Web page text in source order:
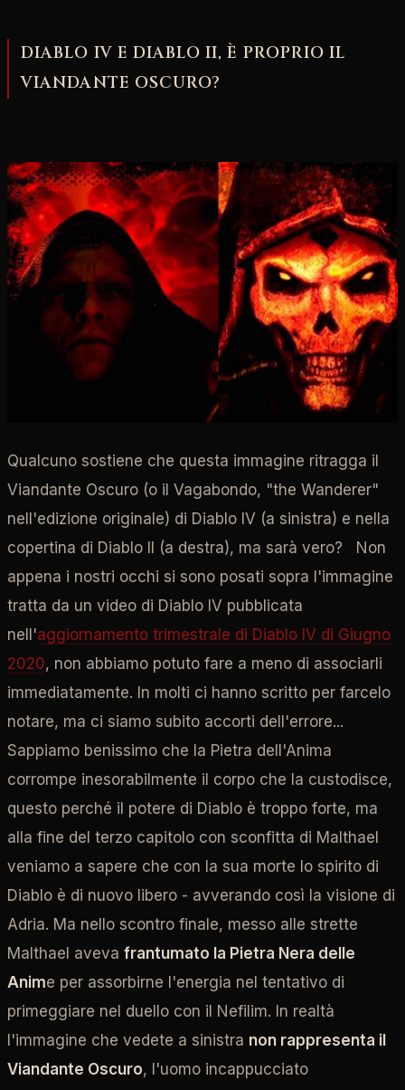
DIABLO IV E DIABLO II, È PROPRIO IL
VIANDANTE OSCURO?
Qualcuno sostiene che questa immagine ritragga il
Viandante Oscuro (o il Vagabondo, "the Wanderer"
nell'edizione originale) di Diablo IV (a sinistra) e nella
copertina di Diablo II (a destra), ma sarà vero? Non
appena i nostri occhi si sono posati sopra l'immagine
tratta da un video di Diablo IV pubblicata
nell'aggiornamento trimestrale di Diablo IV di Giugno
2020, non abbiamo potuto fare a meno di associarli
immediatamente. In molti ci hanno scritto per farcelo
notare, ma ci siamo subito accorti dell'errore...
Sappiamo benissimo che la Pietra dell'Anima
corrompe inesorabilmente il corpo che la custodisce,
questo perché il potere di Diablo è troppo forte, ma
alla fine del terzo capitolo con sconfitta di Malthael
veniamo a sapere che con la sua morte lo spirito di
Diablo è di nuovo libero - avverando così la visione di
Adria. Ma nello scontro finale, messo alle strette
Malthael aveva frantumato la Pietra Nera delle
Anime per assorbirne l'energia nel tentativo di
primeggiare nel duello con il Nefilim. In realtà
l'immagine che vedete a sinistra non rappresenta il
Viandante Oscuro, l'uomo incappucciato